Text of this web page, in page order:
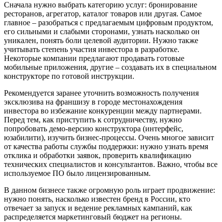
Сначала нужно выбрать категорию услуг: бронирование
ресторанов, агрегатор, каталог товаров или другая. Самое
главное – разобраться с предлагаемым цифровым продуктом,
его сильными и слабыми сторонами, узнать насколько он
уникален, понять боли целевой аудитории. Нужно также
учитывать степень участия инвестора в разработке.
Некоторые компании предлагают продавать готовые
мобильные приложения, другие – создавать их в специальном
конструкторе по готовой инструкции.
Рекомендуется заранее уточнить возможность получения
эксклюзива на франшизу в городе местонахождения
инвестора во избежание конкуренции между партнерами.
Перед тем, как приступить к сотрудничеству, нужно
попробовать демо-версию конструктора (интерфейс,
юзабилити), изучить бизнес-процессы. Очень многое зависит
от качества работы службы поддержки: нужно узнать время
отклика и обработки заявок, проверить квалификацию
технических специалистов и консультантов. Важно, чтобы все
используемое ПО было лицензированным.
В данном бизнесе также огромную роль играет продвижение:
нужно понять, насколько известен бренд в России, кто
отвечает за запуск и ведение рекламных кампаний, как
распределяется маркетинговый бюджет на регионы.